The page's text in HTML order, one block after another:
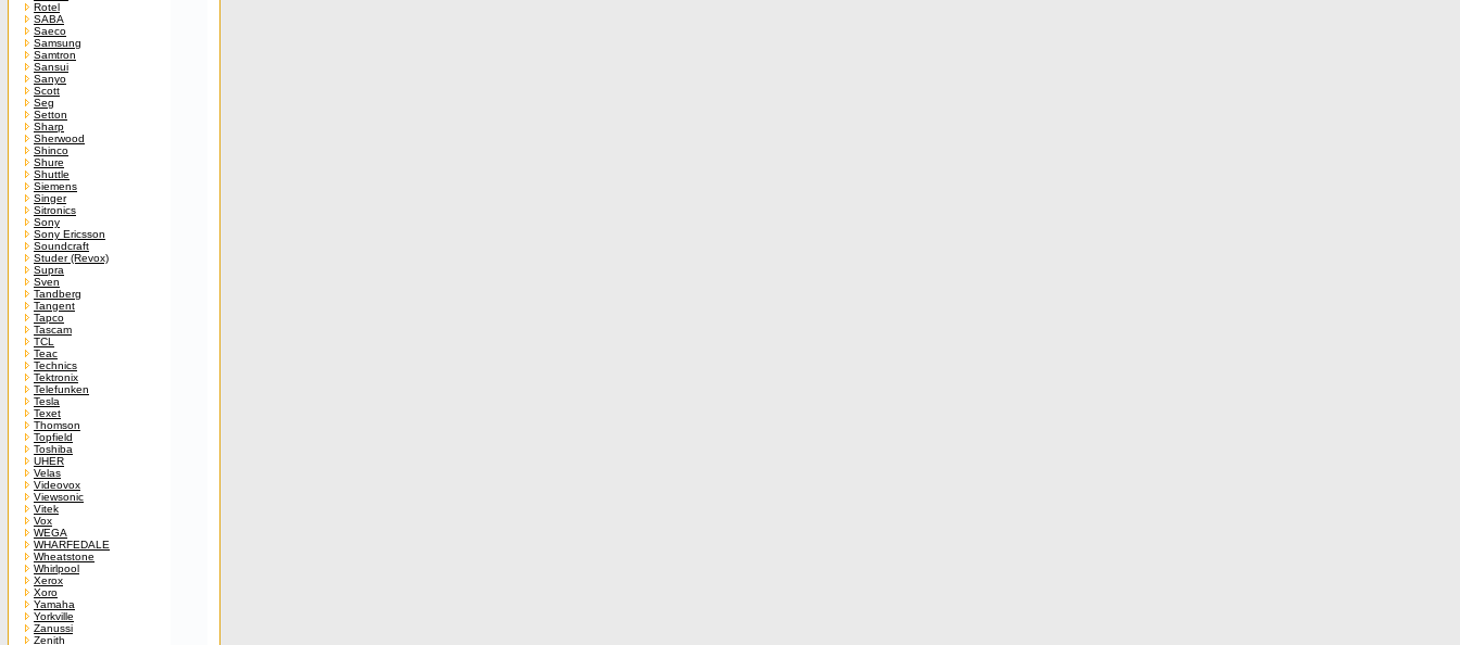
Rotel
SABA
Saeco
Samsung
Samtron
Sansui
Sanyo
Scott
Seg
Setton
Sharp
Sherwood
Shinco
Shure
Shuttle
Siemens
Singer
Sitronics
Sony
Sony Ericsson
Soundcraft
Studer (Revox)
Supra
Sven
Tandberg
Tangent
Tapco
Tascam
TCL
Teac
Technics
Tektronix
Telefunken
Tesla
Texet
Thomson
Topfield
Toshiba
UHER
Velas
Videovox
Viewsonic
Vitek
Vox
WEGA
WHARFEDALE
Wheatstone
Whirlpool
Xerox
Xoro
Yamaha
Yorkville
Zanussi
Zenith